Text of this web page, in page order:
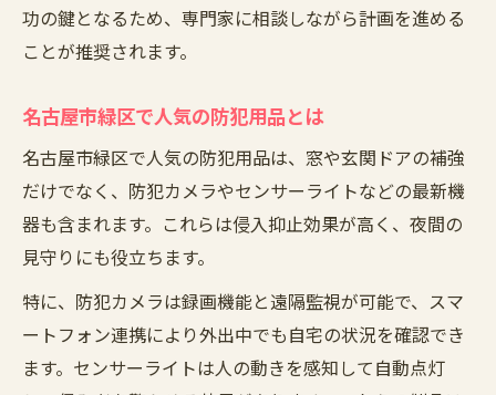
功の鍵となるため、専門家に相談しながら計画を進める
ことが推奨されます。
名古屋市緑区で人気の防犯用品とは
名古屋市緑区で人気の防犯用品は、窓や玄関ドアの補強
だけでなく、防犯カメラやセンサーライトなどの最新機
器も含まれます。これらは侵入抑止効果が高く、夜間の
見守りにも役立ちます。
特に、防犯カメラは録画機能と遠隔監視が可能で、スマ
ートフォン連携により外出中でも自宅の状況を確認でき
ます。センサーライトは人の動きを感知して自動点灯